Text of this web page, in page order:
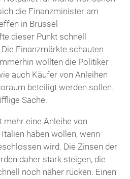
die Finanzminister am
in Brüssel
dieser Punkt schnell
Finanzmärkte schauten
wollten die Politiker
auch Käufer von Anleihen
beteiligt werden sollen.
Sache.
mehr eine Anleihe von
haben wollen, wenn
wird. Die Zinsen der
daher stark steigen, die
noch näher rücken. Einen